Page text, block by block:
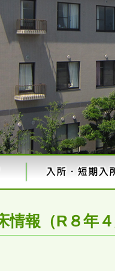
情報（R８年